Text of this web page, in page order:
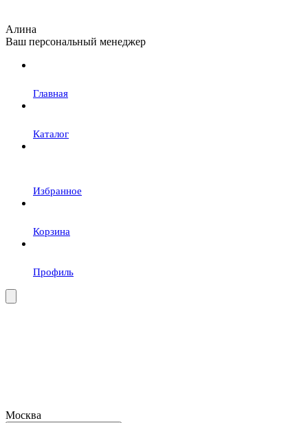
Алина
Ваш персональный менеджер
Главная
Каталог
Избранное
Корзина
Профиль
Москва